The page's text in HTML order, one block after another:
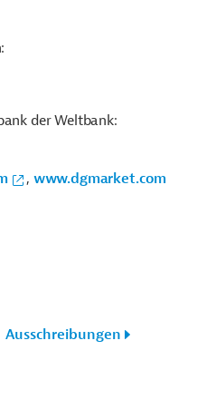
der Weltbank:
, www.dgmarket.com
Ausschreibungen